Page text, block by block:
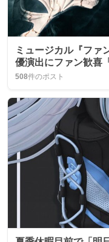
ミュージカル『ファ
優演出にファン歓喜
508件のポスト